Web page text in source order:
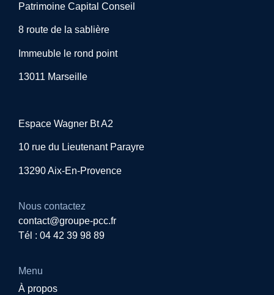
Patrimoine Capital Conseil
8 route de la sablière
Immeuble le rond point
13011 Marseille
Espace Wagner Bt A2
10 rue du Lieutenant Parayre
13290 Aix-En-Provence
Nous contactez
contact@groupe-pcc.fr
Tél : 04 42 39 98 89
Menu
À propos